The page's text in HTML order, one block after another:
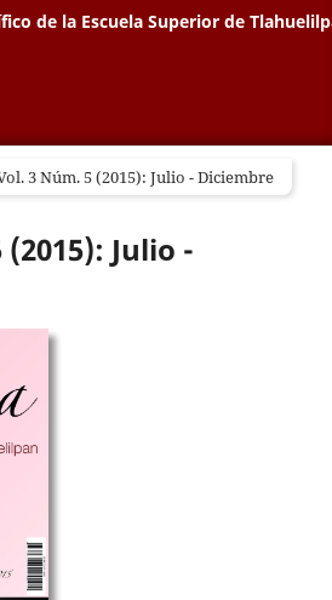
de la Escuela Superior de
3 Núm. 5 (2015): Julio - Diciembre
Julio -